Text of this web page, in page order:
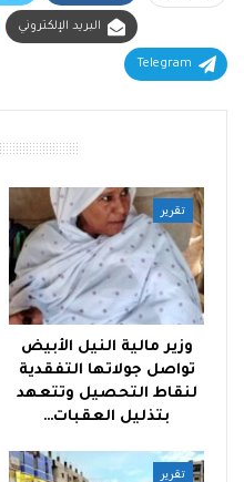
البريد الإلكتروني
Telegram
تقرير
وزير مالية النيل الأبيض
تواصل جولاتها التفقدية
لنقاط التحصيل وتتعهد
بتذليل العقبات…
تقرير